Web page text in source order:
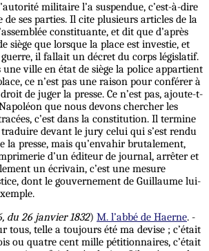
militaire l’a suspendue, c’est-à-dire
de ses parties. Il cite plusieurs articles de la
constituante, et dit que d’après
siège que lorsque la place est investie, et
il fallait un décret du corps législatif.
une ville en état de siège la police appartient
ce n’est pas une raison pour conférer à
de juger la presse. Ce n’est pas, ajoute-t-
que nous devons chercher les
c’est dans la constitution. Il termine
devant le jury celui qui s’est rendu
la presse, mais qu’envahir brutalement,
d’un éditeur de journal, arrêteret
un écrivain, c’est une mesure
dont le gouvernement de Guillaume lui-
du 26 janvier 1832) M. l’abbé de Haerne. -
tous, telle a toujours été ma devise ; c’était
ou quatre cent mille pétitionnaires, c’était